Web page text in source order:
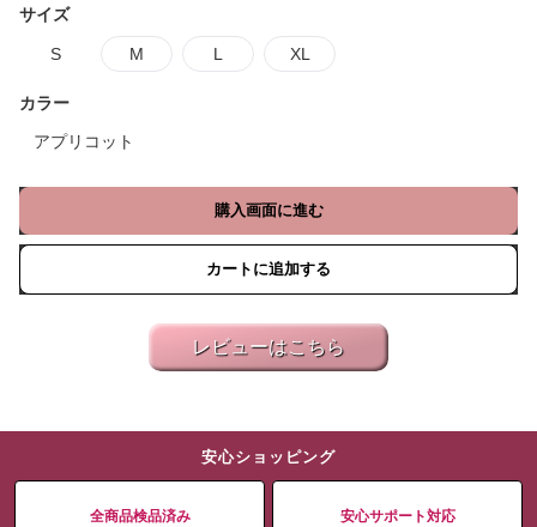
サイズ
S M L XL
カラー
アプリコット
購入画面に進む
カートに追加する
レビューはこちら
安心ショッピング
全商品検品済み 安心サポート対応